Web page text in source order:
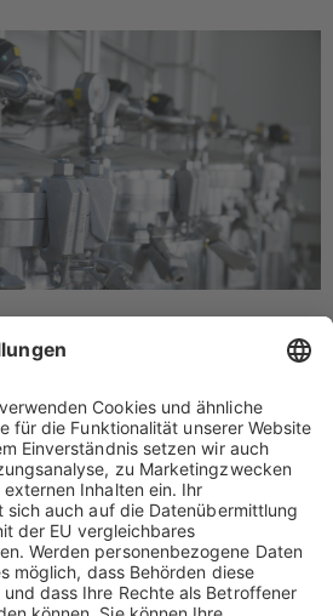
Download
Albumin Biotest®
Fachinformation ]